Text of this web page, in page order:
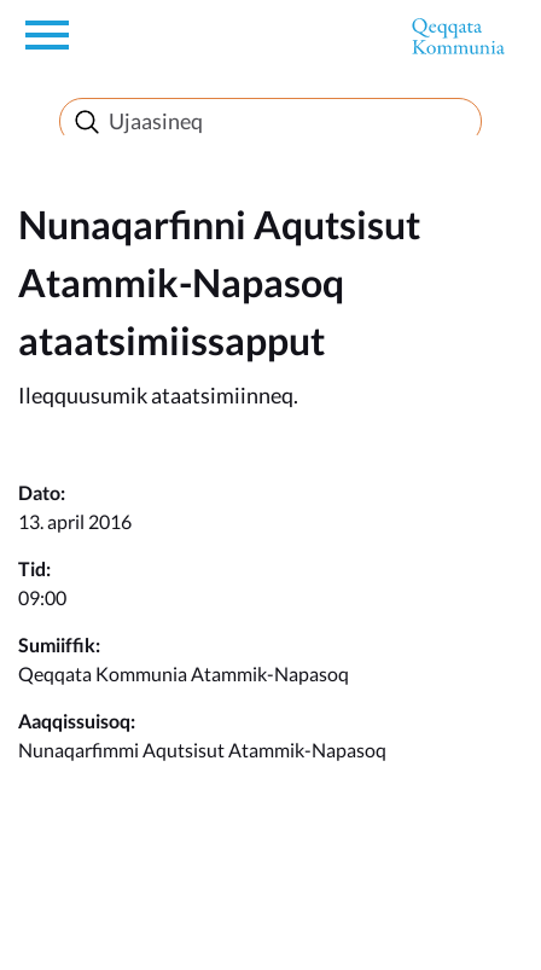
en
Innuttaasunut
Inuussutissarsiorneq
Politikki
Takornariat
Nunaqarfinni Aqutsisut
Atammik-Napasoq
ataatsimiissapput
Ileqquusumik ataatsimiinneq.
Dato:
13. april 2016
Tid:
09:00
Sumiiffik:
Qeqqata Kommunia Atammik-Napasoq
Aaqqissuisoq:
Nunaqarfimmi Aqutsisut Atammik-Napasoq